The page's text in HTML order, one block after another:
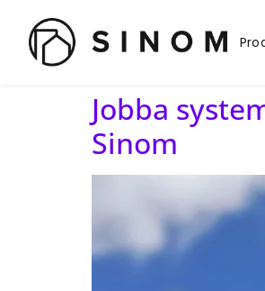
Jobba
Sinom